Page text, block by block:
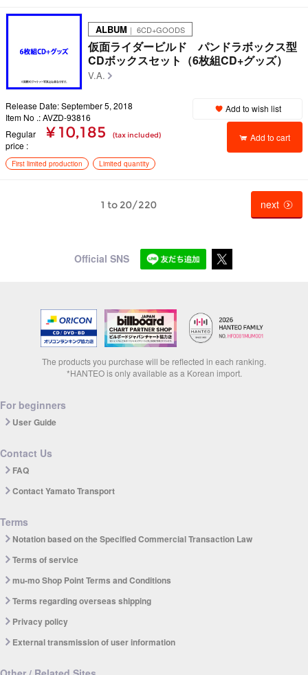
ALBUM ｜ 6CD+GOODS
仮面ライダービルド パンドラボックス型
CDボックスセット（6枚組CD+グッズ）
V.A.
Release Date: September 5, 2018
Item No .: AVZD-93816
Regular
price
¥ 10,185 (tax included)
Add to wish list
Add to cart
First limited production Limited quantity
1 to 20/220 next
Official SNS
The products you purchase will be reflected in each ranking.
*HANTEO is only available as a Korean import.
For beginners
User Guide
Contact Us
FAQ
Contact Yamato Transport
Terms
Notation based on the Specified Commercial Transaction Law
Terms of service
mu-mo Shop Point Terms and Conditions
Terms regarding overseas shipping
Privacy policy
External transmission of user information